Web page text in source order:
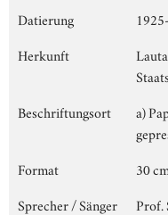
Datierung
Herkunft
Beschriftungsort
a)
Format
30 cm
Sprecher / Sänger
Prof.